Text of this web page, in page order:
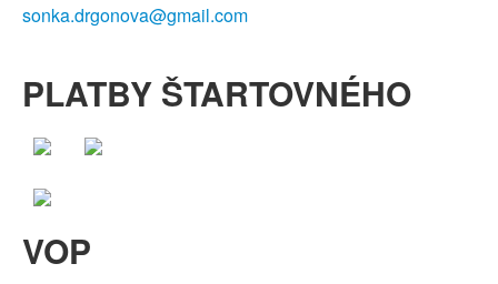
sonka.drgonova@gmail.com
PLATBY ŠTARTOVNÉHO
VOP